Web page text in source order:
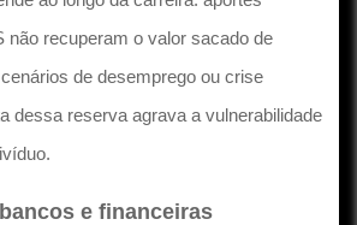
não recuperam o valor sacado de
de desemprego ou crise
dessa reserva agrava a vulnerabilidade
e financeiras